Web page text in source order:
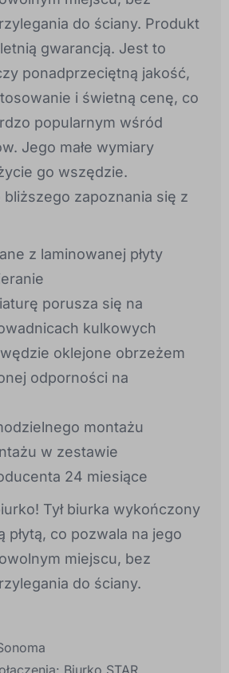
do ściany. Produkt
gwarancją. Jest to
ponadprzeciętną jakość,
i świetną cenę, co
popularnym wśród
Jego małe wymiary
go wszędzie.
bliższego zapoznania się z
z laminowanej płyty
porusza się na
kulkowych
oklejone obrzeżem
odporności na
montażu
w zestawie
24 miesiące
Tył biurka wykończony
płytą, co pozwala na jego
miejscu, bez
do ściany.